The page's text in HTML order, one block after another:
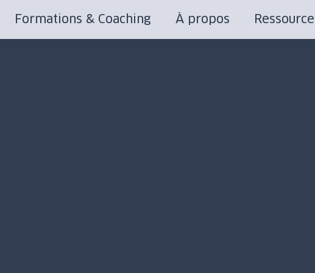
Formations & Coaching À propos